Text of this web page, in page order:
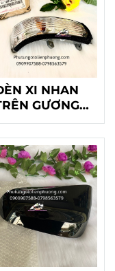
XI NHAN
GƯƠNG
CAMRY